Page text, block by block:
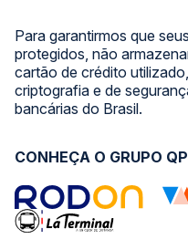
Para garantirmos que
protegidos, não
cartão de crédito
criptografia e de
bancárias do Brasil.
CONHEÇA O GRUPO